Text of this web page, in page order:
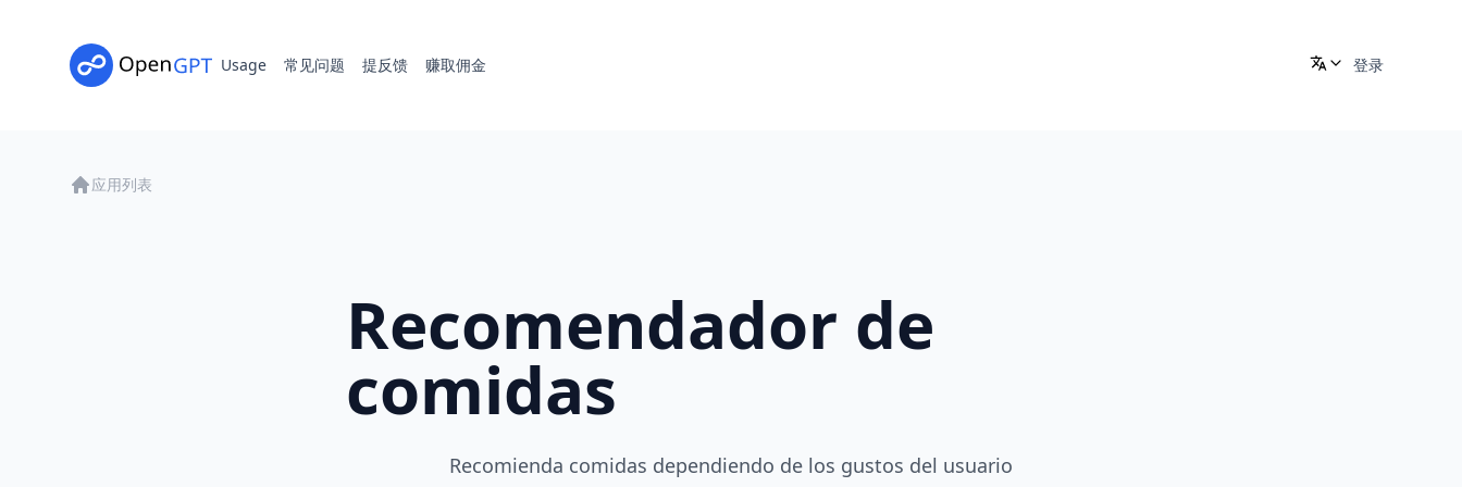
Usage 常见问题 提反馈 赚取佣金 登录
应用列表
Recomendador de
comidas
Recomienda comidas dependiendo de los gustos del usuario